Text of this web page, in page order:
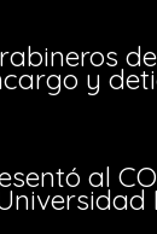
y
al